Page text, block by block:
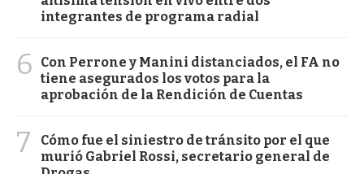
integrantes de programa radial
6
Con Perrone y Manini distanciados, el FA no
tiene asegurados los votos para la
aprobación de la Rendición de Cuentas
7
Cómo fue el siniestro de tránsito por el que
murió Gabriel Rossi, secretario general de